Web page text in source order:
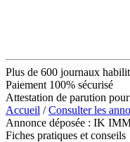
Plus de 600 journaux
Paiement 100% sécurisé
Attestation de parution
Accueil /Consulter les
Annonce déposée : IK
Fiches pratiques et conseils